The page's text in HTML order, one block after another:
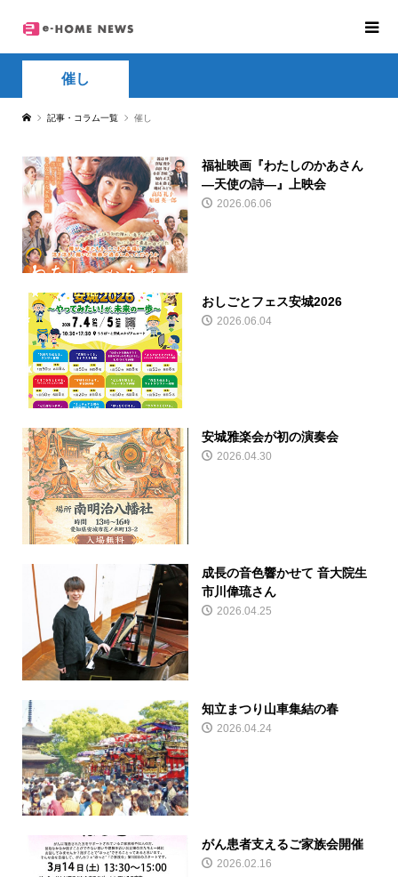
催し
記事・コラム一覧 催し
福祉映画『わたしのかあさん
―天使の詩―』上映会
2026.06.06
おしごとフェス安城2026
2026.06.04
安城雅楽会が初の演奏会
2026.04.30
成長の音色響かせて 音大院生
市川偉琉さん
2026.04.25
知立まつり山車集結の春
2026.04.24
がん患者支えるご家族会開催
2026.02.16